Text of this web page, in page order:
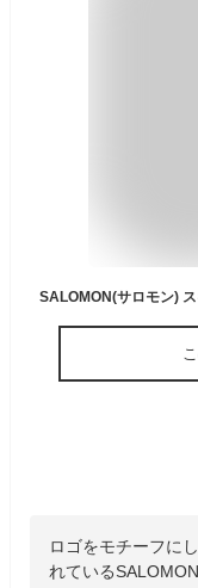
ロゴをモチーフに
れている